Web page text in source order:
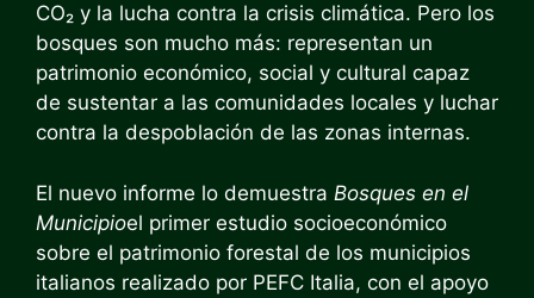
CO₂ y la lucha contra la crisis climática. Pero los
bosques son mucho más: representan un
patrimonio económico, social y cultural capaz
de sustentar a las comunidades locales y luchar
contra la despoblación de las zonas internas.
El nuevo informe lo demuestra Bosques en el
Municipioel primer estudio socioeconómico
sobre el patrimonio forestal de los municipios
italianos realizado por PEFC Italia, con el apoyo